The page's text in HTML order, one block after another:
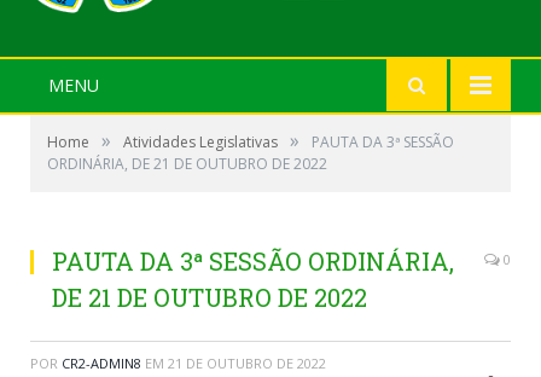
MENU
Home » Atividades Legislativas »
PAUTA DA 3ª SESSÃO
ORDINÁRIA, DE 21 DE OUTUBRO DE 2022
PAUTA DA 3ª SESSÃO ORDINÁRIA,
DE 21 DE OUTUBRO DE 2022
0
POR CR2-ADMIN8 EM 21 DE OUTUBRO DE 2022